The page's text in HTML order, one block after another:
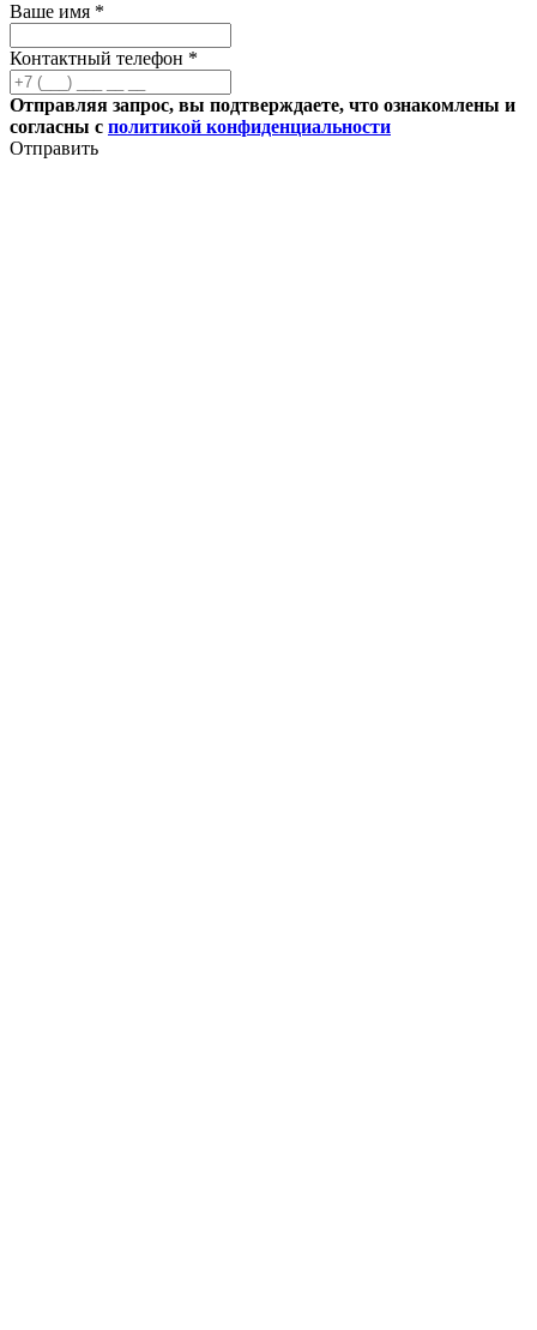
Ваше имя *
Контактный телефон *
Отправляя запрос, вы подтверждаете, что ознакомлены и
согласны с политикой конфиденциальности
Отправить